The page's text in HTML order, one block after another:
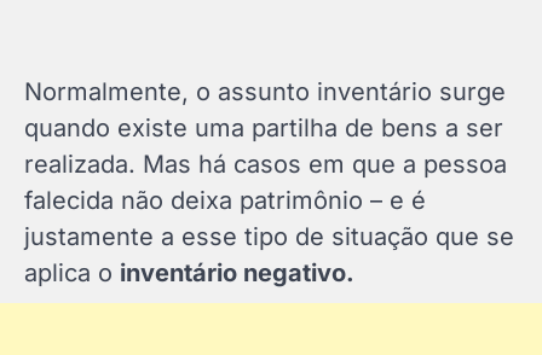
Normalmente, o assunto inventário surge
quando existe uma partilha de bens a ser
realizada. Mas há casos em que a pessoa
falecida não deixa patrimônio – e é
justamente a esse tipo de situação que se
aplica o inventário negativo.